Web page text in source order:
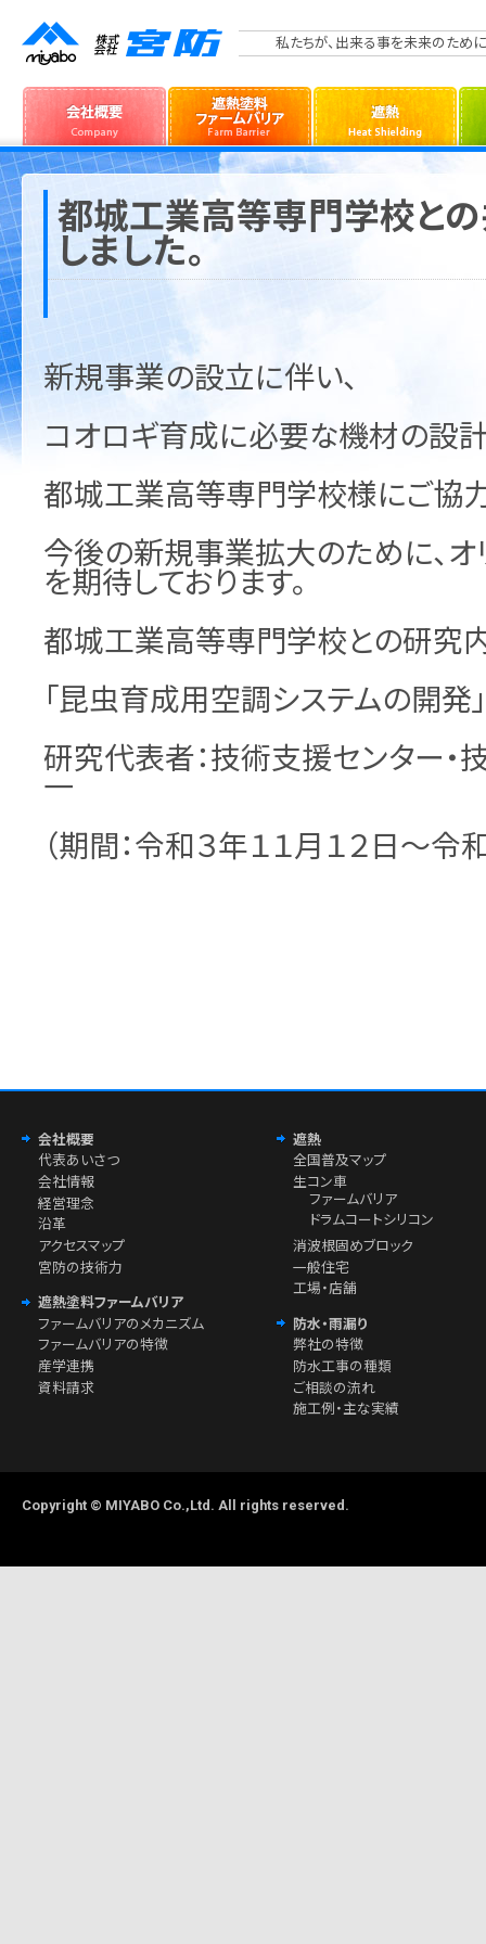
私たちが、出来る事を未来のために
都城工業高等専門学校と
しました。
新規事業の設立に伴い、
コオロギ育成に必要な機材の設
都城工業高等専門学校様にご協
今後の新規事業拡大のために、
を期待しております。
都城工業高等専門学校との研究
「昆虫育成用空調システムの開発」
研究代表者：技術支援センター
一
（期間：令和３年１１月１２日～令
会社概要
代表あいさつ
会社情報
経営理念
沿革
アクセスマップ
宮防の技術力
遮熱塗料ファームバリア
ファームバリアのメカニズム
ファームバリアの特徴
産学連携
資料請求
遮熱
全国普及マップ
生コン車
ファームバリア
ドラムコートシリコン
消波根固めブロック
一般住宅
工場・店舗
防水・雨漏り
弊社の特徴
防水工事の種類
ご相談の流れ
施工例・主な実績
Copyright © MIYABO Co.,Ltd. All rights reserved.